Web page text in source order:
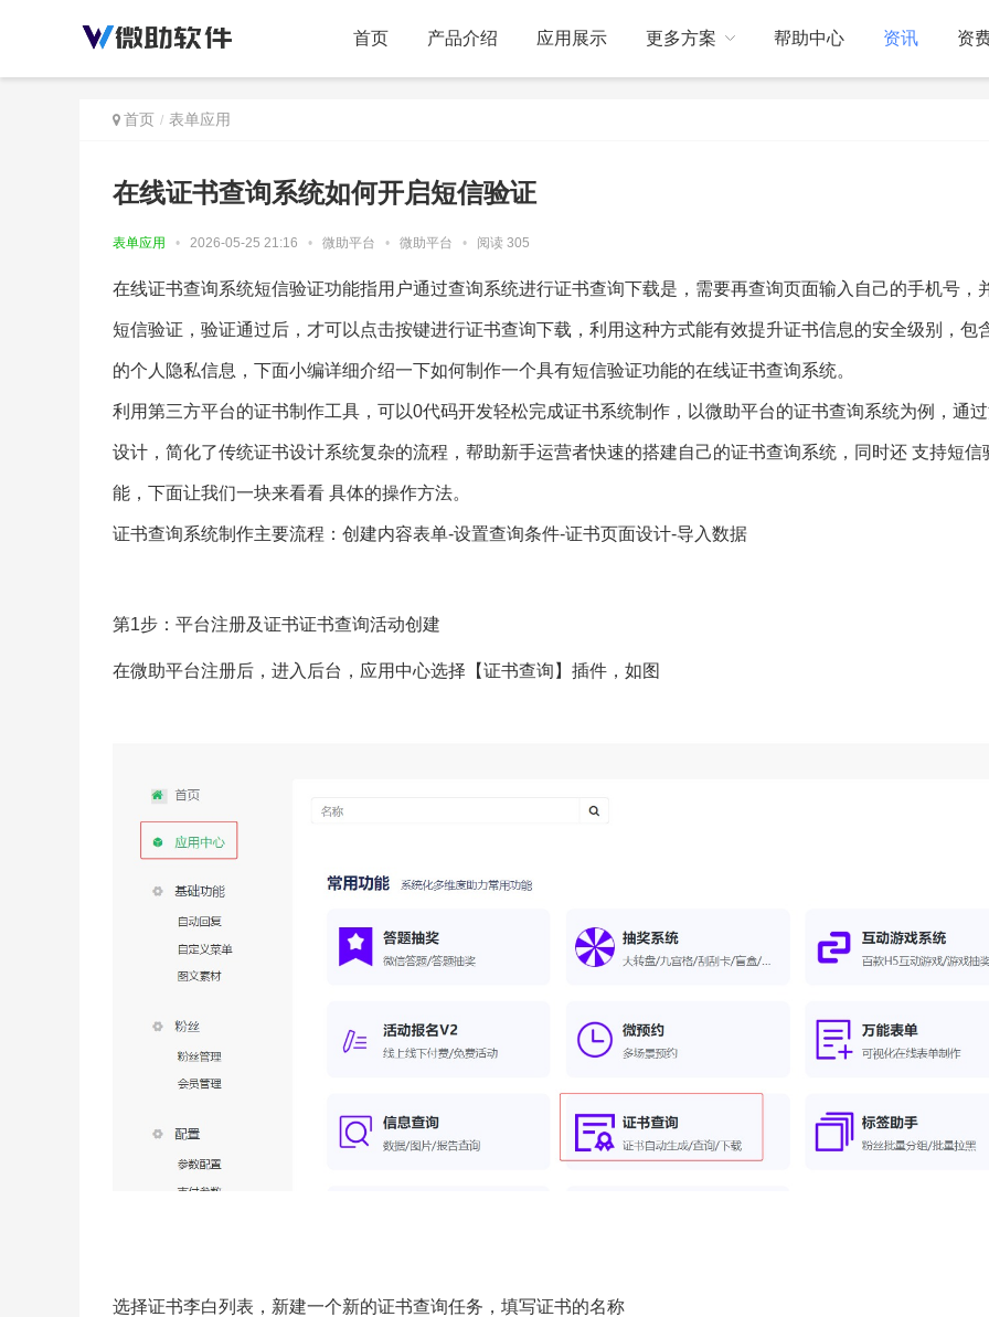
首页 产品介绍 应用展示 更多方案 帮助中心 资讯 资
首页 表单应用
在线证书查询系统如何开启短信验证
表单应用 • 2026-05-25 21:16 • 微助平台 • 微助平台 • 阅读 305
在线证书查询系统短信验证功能指用户通过查询系统进行证书查询下载是，需要再查询页面输入自己的手机号，
短信验证，验证通过后，才可以点击按键进行证书查询下载，利用这种方式能有效提升证书信息的安全级别，包
的个人隐私信息，下面小编详细介绍一下如何制作一个具有短信验证功能的在线证书查询系统。
利用第三方平台的证书制作工具，可以0代码开发轻松完成证书系统制作，以微助平台的证书查询系统为例，通
设计，简化了传统证书设计系统复杂的流程，帮助新手运营者快速的搭建自己的证书查询系统，同时还 支持短信
能，下面让我们一块来看看 具体的操作方法。
证书查询系统制作主要流程：创建内容表单-设置查询条件-证书页面设计-导入数据
第1步：平台注册及证书证书查询活动创建
在微助平台注册后，进入后台，应用中心选择【证书查询】插件，如图
选择证书李白列表，新建一个新的证书查询任务，填写证书的名称